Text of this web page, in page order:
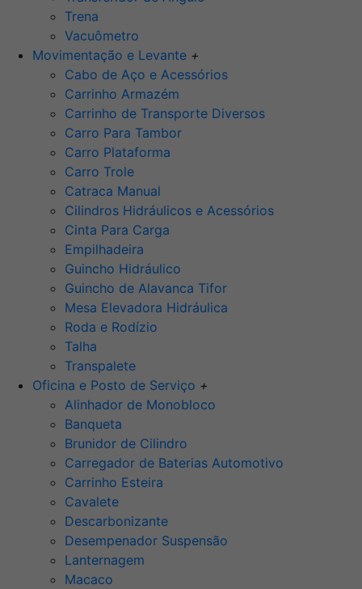
Trena
Vacuômetro
Movimentação e Levante +
Cabo de Aço e Acessórios
Carrinho Armazém
Carrinho de Transporte Diversos
Carro Para Tambor
Carro Plataforma
Carro Trole
Catraca Manual
Cilindros Hidráulicos e Acessórios
Cinta Para Carga
Empilhadeira
Guincho Hidráulico
Guincho de Alavanca Tifor
Mesa Elevadora Hidráulica
Roda e Rodízio
Talha
Transpalete
Oficina e Posto de Serviço +
Alinhador de Monobloco
Banqueta
Brunidor de Cilindro
Carregador de Baterias Automotivo
Carrinho Esteira
Cavalete
Descarbonizante
Desempenador Suspensão
Lanternagem
Macaco